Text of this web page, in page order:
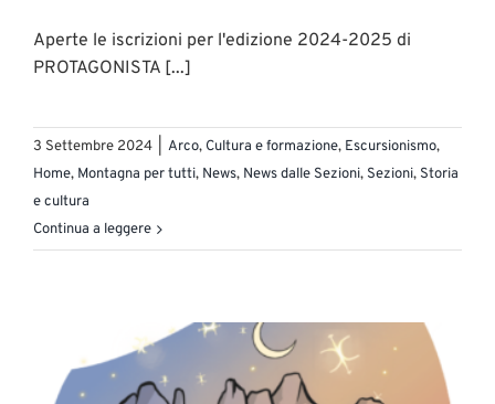
Aperte le iscrizioni per l'edizione 2024-2025 di
PROTAGONISTA [...]
3 Settembre 2024 Arco, Cultura e formazione, Escursionismo,
Home, Montagna per tutti, News, News dalle Sezioni, Sezioni, Storia
e cultura
Continua a leggere